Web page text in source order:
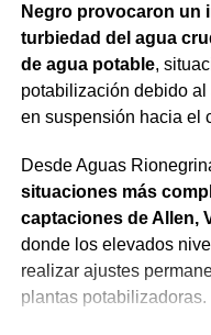
Negro provocaron un
turbiedad del agua
de agua potable,
potabilización debido al
en suspensión hacia el
Desde Aguas
situaciones más
captaciones de Allen,
donde los elevados
realizar ajustes
plantas potabilizadoras.